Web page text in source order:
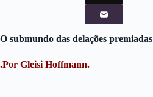
O submundo das delações premiadas
.Por Gleisi Hoffmann.